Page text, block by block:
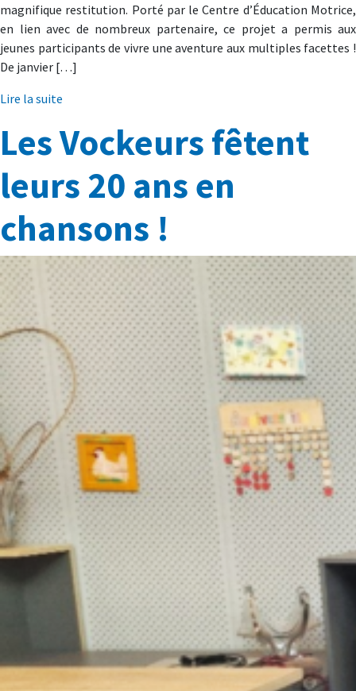
magnifique restitution. Porté par le Centre d’Éducation Motrice,
en lien avec de nombreux partenaire, ce projet a permis aux
jeunes participants de vivre une aventure aux multiples facettes !
De janvier […]
Lire la suite
Les Vockeurs fêtent
leurs 20 ans en
chansons !